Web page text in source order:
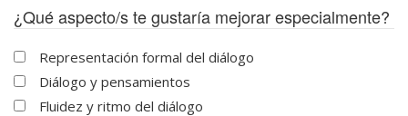
¿Qué aspecto/s te gustaría mejorar especialmente?
Representación formal del diálogo
Diálogo y pensamientos
Fluidez y ritmo del diálogo